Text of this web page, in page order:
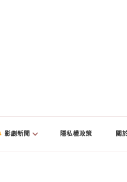
影劇新聞 隱私權政策 關